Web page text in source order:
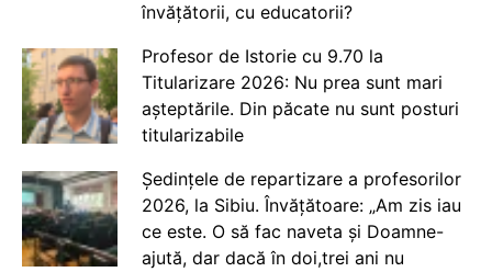
învățătorii, cu educatorii?
Profesor de Istorie cu 9.70 la
Titularizare 2026: Nu prea sunt mari
așteptările. Din păcate nu sunt posturi
titularizabile
Ședințele de repartizare a profesorilor
2026, la Sibiu. Învățătoare: „Am zis iau
ce este. O să fac naveta și Doamne-
ajută, dar dacă în doi,trei ani nu